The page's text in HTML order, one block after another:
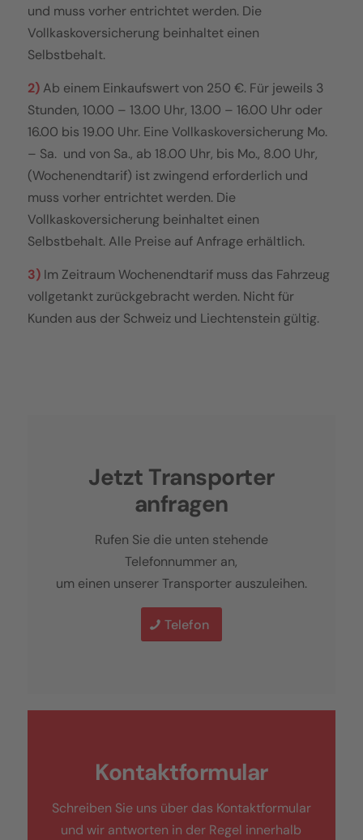
und muss vorher entrichtet werden. Die
Vollkaskoversicherung beinhaltet einen
Selbstbehalt.
2) Ab einem Einkaufswert von 250 €. Für jeweils 3
Stunden, 10.00 – 13.00 Uhr, 13.00 – 16.00 Uhr oder
16.00 bis 19.00 Uhr. Eine Vollkaskoversicherung Mo.
– Sa. und von Sa., ab 18.00 Uhr, bis Mo., 8.00 Uhr,
(Wochenendtarif) ist zwingend erforderlich und
muss vorher entrichtet werden. Die
Vollkaskoversicherung beinhaltet einen
Selbstbehalt. Alle Preise auf Anfrage erhältlich.
3) Im Zeitraum Wochenendtarif muss das Fahrzeug
vollgetankt zurückgebracht werden. Nicht für
Kunden aus der Schweiz und Liechtenstein gültig.
Jetzt Transporter
anfragen
Rufen Sie die unten stehende
Telefonnummer an,
um einen unserer Transporter auszuleihen.
Telefon
Kontaktformular
Schreiben Sie uns über das Kontaktformular
und wir antworten in der Regel innerhalb